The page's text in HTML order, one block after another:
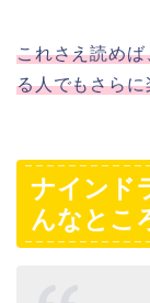
これさえ読め
る人でもさら
ナインド
んなとこ